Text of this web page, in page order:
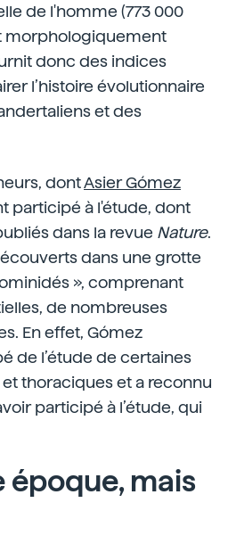
de l'homme (773 000
morphologiquement
donc des indices
l’histoire évolutionnaire
et des
dontAsier Gómez
participé à l'étude, dont
dans la revue Nature.
dans une grotte
», comprenant
de nombreuses
En effet, Gómez
de l’étude de certaines
thoraciques et a reconnu
participé à l’étude, qui
époque, mais